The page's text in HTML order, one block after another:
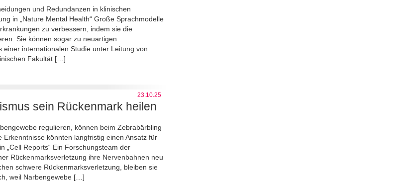
und Redundanzen in klinischen
in „Nature Mental Health“ Große Sprachmodelle
zu verbessern, indem sie die
Sie können sogar zu neuartigen
internationalen Studie unter Leitung von
Fakultät […]
23.10.25
sein Rückenmark heilen
regulieren, können beim Zebrabärbling
könnten langfristig einen Ansatz für
„Cell Reports“ Ein Forschungsteam der
Rückenmarksverletzung ihre Nervenbahnen neu
schwere Rückenmarksverletzung, bleiben sie
weil Narbengewebe […]